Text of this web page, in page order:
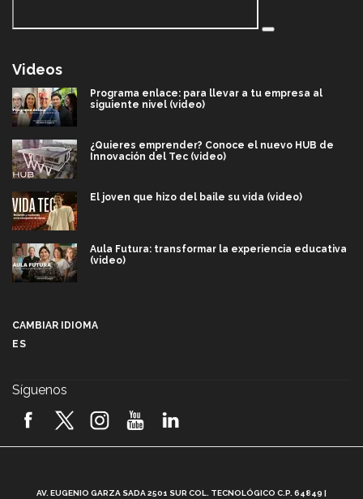
Videos
Programa enlace: para llevar a tu empresa al
siguiente nivel (video)
¿Quieres emprender? Conoce el nuevo HUB de
Innovación del Tec (video)
El joven que hizo del baile su vida (video)
Aula Futura: transformar la experiencia educativa
(video)
2026! (video)
CAMBIAR IDIOMA
ES
Síguenos
AV. EUGENIO GARZA SADA 2501 SUR COL. TECNOLÓGICO C.P. 64849 |